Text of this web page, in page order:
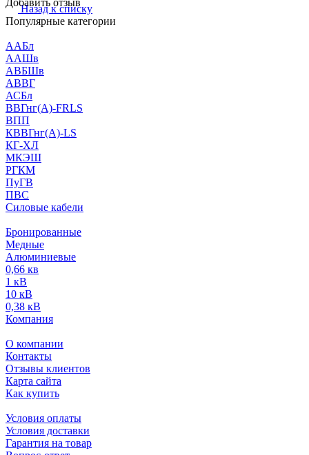
Назад к списку
Популярные категории
ААБл
ААШв
АВБШв
АВВГ
АСБл
ВВГнг(А)-FRLS
ВПП
КВВГнг(А)-LS
КГ-ХЛ
МКЭШ
РГКМ
ПуГВ
ПВС
Силовые кабели
Бронированные
Медные
Алюминиевые
0,66 кв
1 кВ
10 кВ
0,38 кВ
Компания
О компании
Контакты
Отзывы клиентов
Карта сайта
Как купить
Условия оплаты
Условия доставки
Гарантия на товар